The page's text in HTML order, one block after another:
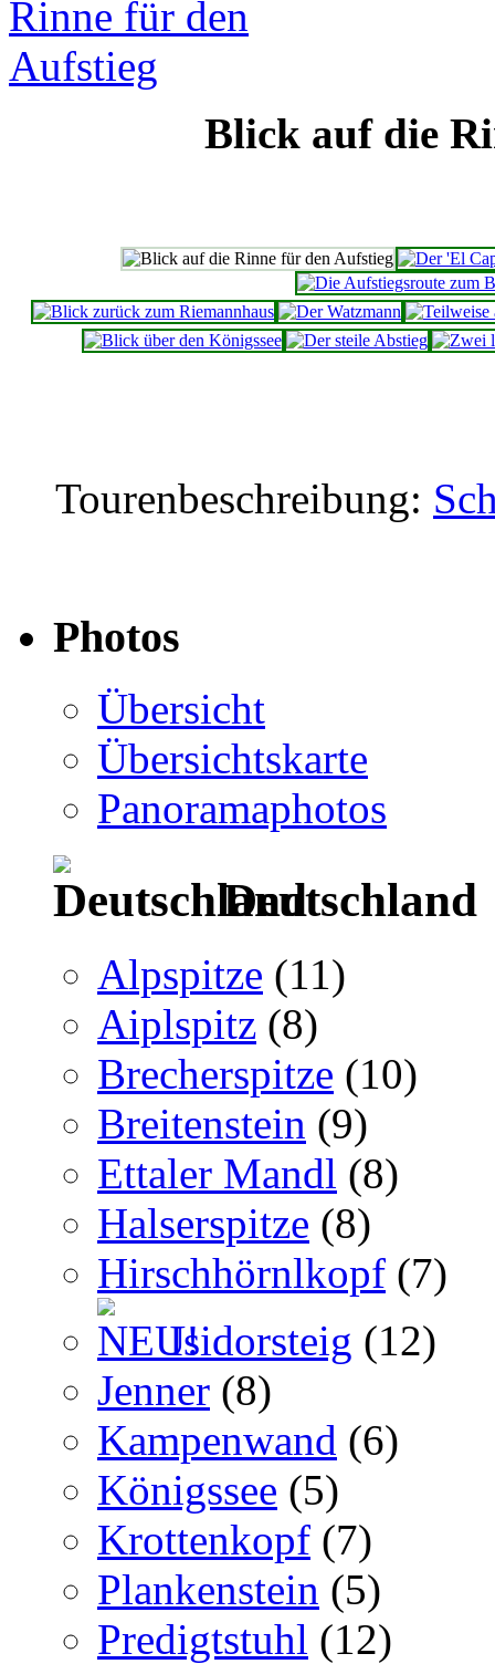
Blick auf die
Tourenbeschreibung:
Photos
Übersicht
Übersichtskarte
Panoramaphotos
Deutschland
Alpspitze (11)
Aiplspitz (8)
Brecherspitze (10)
Breitenstein (9)
Ettaler Mandl (8)
Halserspitze (8)
Hirschhörnlkopf (7)
Isidorsteig (12)
Jenner (8)
Kampenwand (6)
Königssee (5)
Krottenkopf (7)
Plankenstein (5)
Predigtstuhl (12)